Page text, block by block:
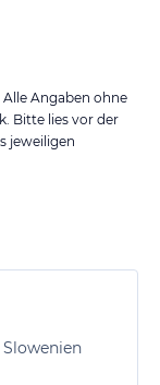
Angaben ohne
Bitte lies vor der
jeweiligen
Slowenien